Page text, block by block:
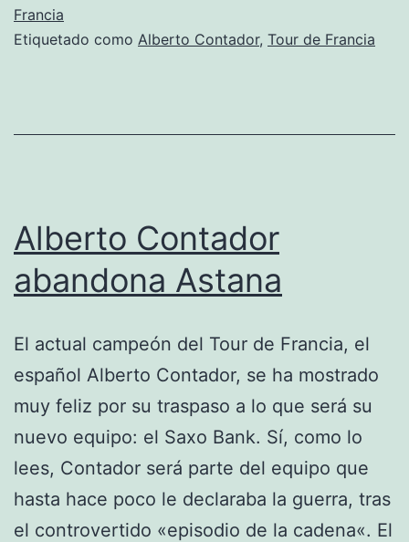
Francia
Etiquetado como Alberto Contador, Tour de Francia
Alberto Contador
abandona Astana
El actual campeón del Tour de Francia, el
español Alberto Contador, se ha mostrado
muy feliz por su traspaso a lo que será su
nuevo equipo: el Saxo Bank. Sí, como lo
lees, Contador será parte del equipo que
hasta hace poco le declaraba la guerra, tras
el controvertido «episodio de la cadena«. El